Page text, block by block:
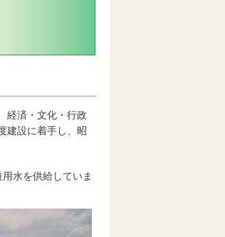
経済・文化・行政
建設に着手し、昭
水を供給していま